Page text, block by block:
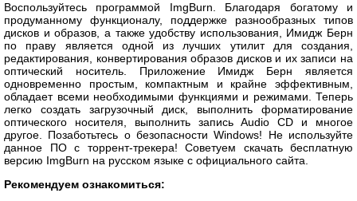
Воспользуйтесь программой ImgBurn. Благодаря богатому и
продуманному функционалу, поддержке разнообразных типов
дисков и образов, а также удобству использования, Имидж Берн
по праву является одной из лучших утилит для создания,
редактирования, конвертирования образов дисков и их записи на
оптический носитель. Приложение Имидж Берн является
одновременно простым, компактным и крайне эффективным,
обладает всеми необходимыми функциями и режимами. Теперь
легко создать загрузочный диск, выполнить форматирование
оптического носителя, выполнить запись Audio CD и многое
другое. Позаботьтесь о безопасности Windows! Не используйте
данное ПО с торрент-трекера! Советуем скачать бесплатную
версию ImgBurn на русском языке с официального сайта.
Рекомендуем ознакомиться: